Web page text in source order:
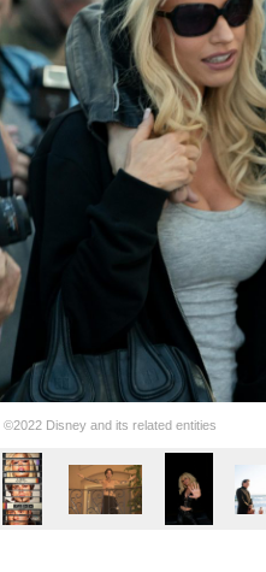
©2022 Disney and its related entities